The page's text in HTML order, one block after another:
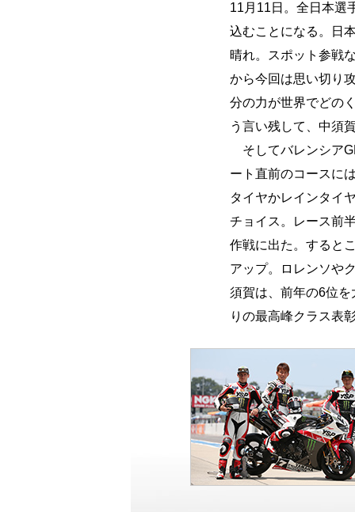
11月11日。全日本選
込むことになる。日
晴れ。スポット参戦
から今回は思い切り
分の力が世界でどの
う言い残して、中須
そしてバレンシア
ート直前のコースに
タイヤかレインタイ
チョイス。レース前
作戦に出た。すると
アップ。ロレンソや
須賀は、前年の6位
りの最高峰クラス表